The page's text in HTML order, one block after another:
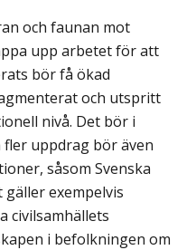
och faunan mot
upp arbetet för att
bör få ökad
och utspritt
nivå. Det bör i
uppdrag bör även
såsom Svenska
exempelvis
civilsamhällets
i befolkningen om